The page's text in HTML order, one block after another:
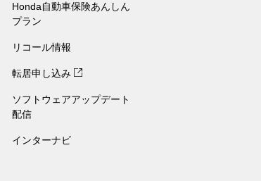
Honda自動車保険あんしん
プラン
リコール情報
転居申し込み
ソフトウェアアップデート
配信
インターナビ